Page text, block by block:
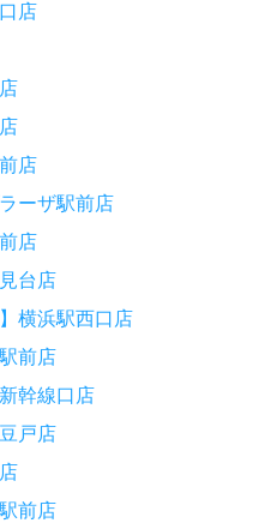
店
店
ーザ駅前店
店
台店
横浜駅西口店
前店
幹線口店
戸店
前店